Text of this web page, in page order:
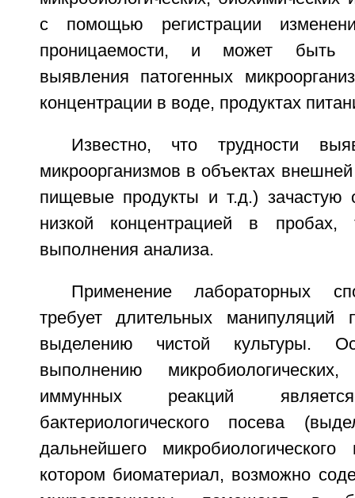
с помощью регистрации
проницаемости, и может быть
выявления патогенных
концентрации в воде, продуктах
Известно, что трудности
микроорганизмов в объектах
пищевые продукты и т.д.) зачастую
низкой концентрацией в
выполнения анализа.
Применение лабораторных
требует длительных
выделению чистой культуры.
выполнению
иммунных реакций
бактериологического посева
дальнейшего
котором биоматериал, возможно